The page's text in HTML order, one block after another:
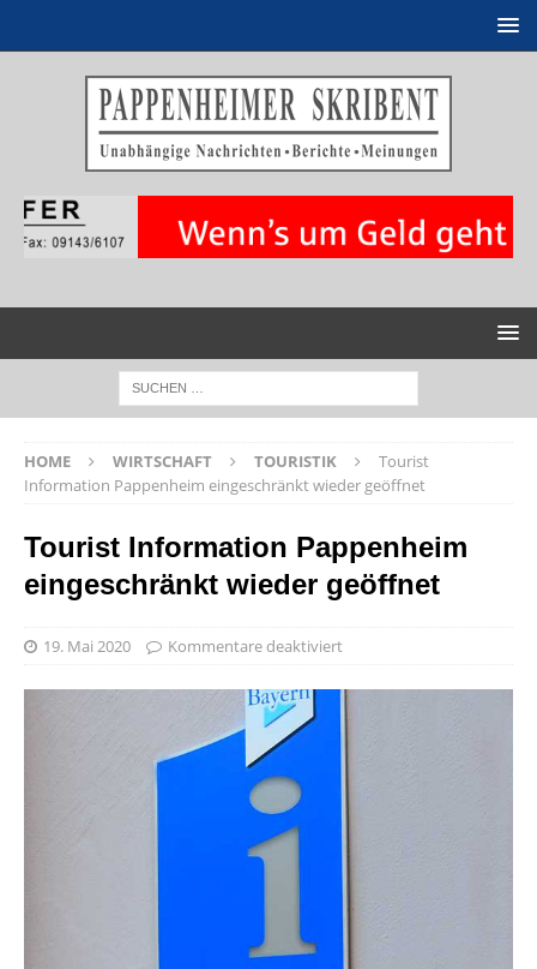
HOME WIRTSCHAFT TOURISTIK
Tourist
Information Pappenheim eingeschränkt wieder geöffnet
Tourist Information Pappenheim
eingeschränkt wieder geöffnet
19. Mai 2020 Kommentare deaktiviert